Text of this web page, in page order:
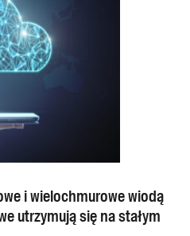
i wielochmurowe wiodą
utrzymują się na stałym